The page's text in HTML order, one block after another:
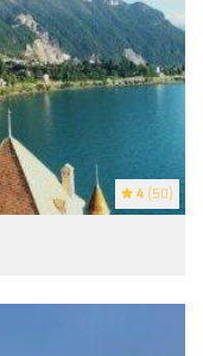
4 (50)